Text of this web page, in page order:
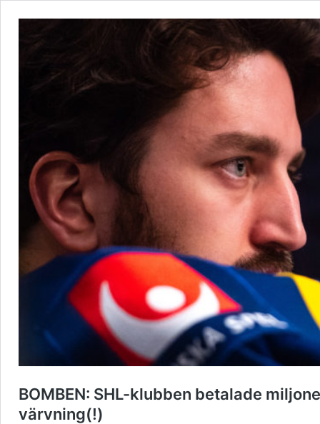
BOMBEN: SHL-klubben betalade
värvning(!)